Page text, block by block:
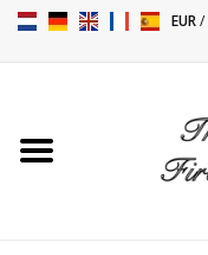
EUR/